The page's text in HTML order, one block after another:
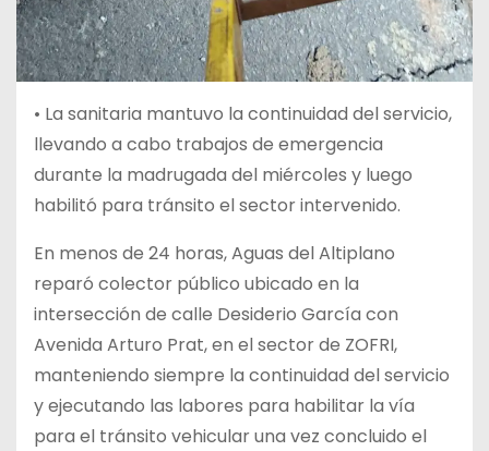
• La sanitaria mantuvo la continuidad del servicio,
llevando a cabo trabajos de emergencia
durante la madrugada del miércoles y luego
habilitó para tránsito el sector intervenido.
En menos de 24 horas, Aguas del Altiplano
reparó colector público ubicado en la
intersección de calle Desiderio García con
Avenida Arturo Prat, en el sector de ZOFRI,
manteniendo siempre la continuidad del servicio
y ejecutando las labores para habilitar la vía
para el tránsito vehicular una vez concluido el